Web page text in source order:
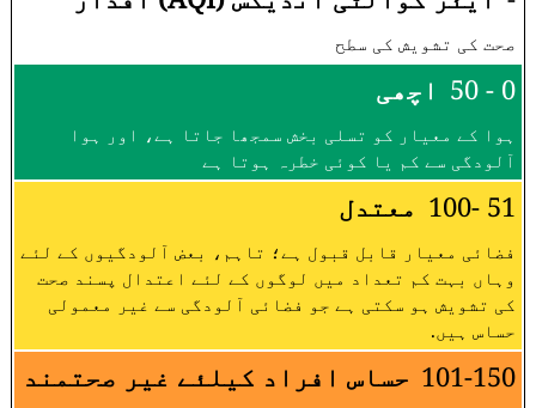
صحت کی تشویش کی سطح
0 - 50 اچھی
ہوا کے معیار کو تسلی بخش سمجھا جاتا ہے، اور ہوا
آلودگی سے کم یا کوئی خطرہ ہوتا ہے
51 -100 معتدل
فضائی معیار قابل قبول ہے؛ تاہم، بعض آلودگیوں کے لئے
وہاں بہت کم تعداد میں لوگوں کے لئے اعتدال پسند صحت
کی تشویش ہو سکتی ہے جو فضائی آلودگی سے غیر معمولی
حساس ہیں.
101-150 حساس افراد کیلئے غیر صحتمند